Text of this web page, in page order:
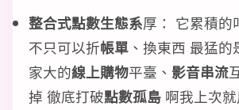
整合式點數生態系厚： 它累積的
不只可以折帳單 、換東西 最猛
家大的線上購物平臺、 影音串流
掉 徹底打破點數孤島 啊我上次